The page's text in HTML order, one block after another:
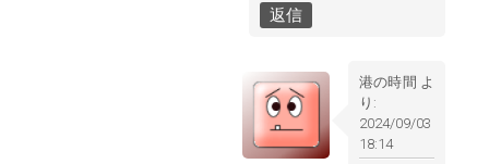
返信
港の時間 よ
り:
2024/09/03
18:14